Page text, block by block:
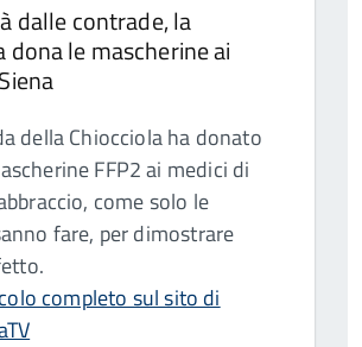
dalle contrade, la
dona le mascherine ai
della Chiocciola ha donato
FFP2 ai medici di
come solo le
fare, per dimostrare
completo sul sito di